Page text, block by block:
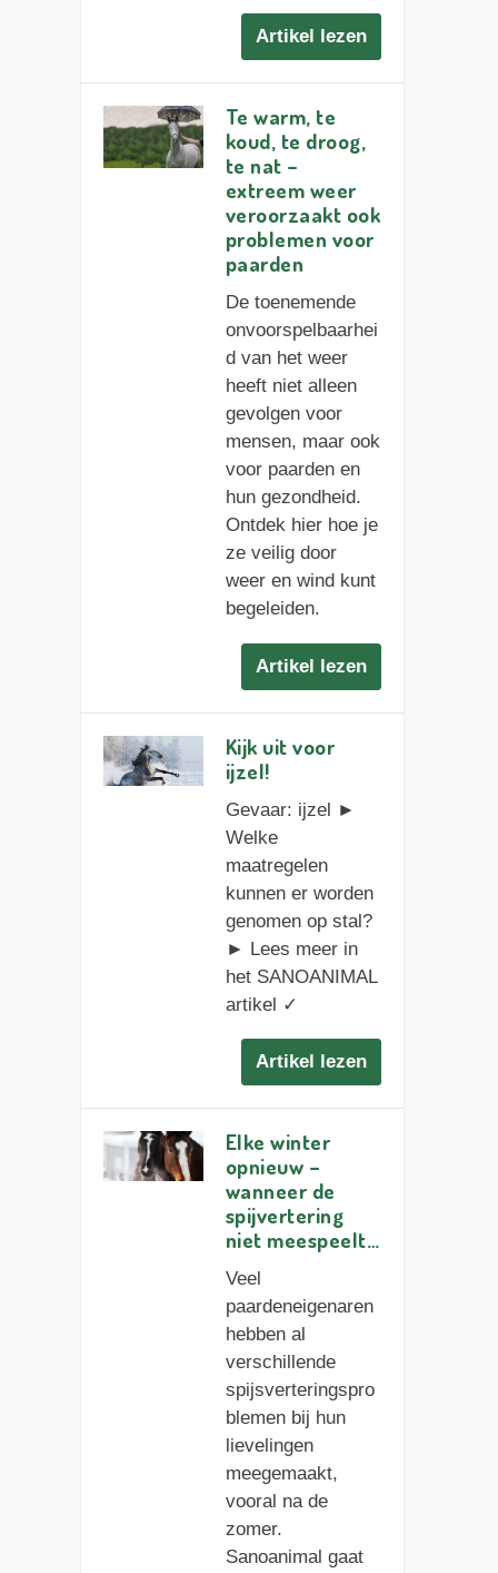
Artikel lezen
Te warm, te
koud, te droog,
te nat –
extreem weer
veroorzaakt ook
problemen voor
paarden
De toenemende
onvoorspelbaarhei
d van het weer
heeft niet alleen
gevolgen voor
mensen, maar ook
voor paarden en
hun gezondheid.
Ontdek hier hoe je
ze veilig door
weer en wind kunt
begeleiden.
Artikel lezen
Kijk uit voor
ijzel!
Gevaar: ijzel ►
Welke
maatregelen
kunnen er worden
genomen op stal?
► Lees meer in
het SANOANIMAL
artikel ✓
Artikel lezen
Elke winter
opnieuw –
wanneer de
spijvertering
niet meespeelt…
Veel
paardeneigenaren
hebben al
verschillende
spijsverteringspro
blemen bij hun
lievelingen
meegemaakt,
vooral na de
zomer.
Sanoanimal gaat